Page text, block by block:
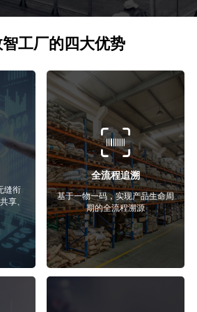
工厂的四大优势
缝衔
享、
全流程追溯
基于一物一码，实现产品生命周
期的全流程溯源